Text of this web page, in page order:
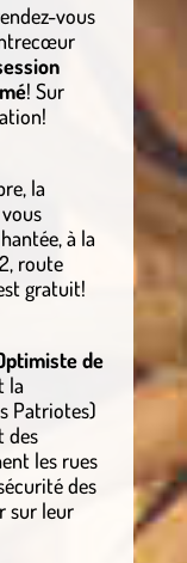
vous
! Sur
la
à la
route
gratuit!
de
la
Patriotes)
des
les rues
des
sur leur